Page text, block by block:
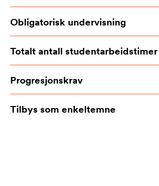
Obligatorisk undervisning
Totalt antall studentarbeidstimer
Progresjonskrav
Tilbys som enkeltemne